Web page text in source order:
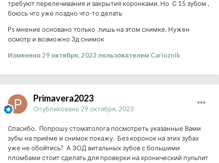
требуют перелечивания и закрытия коронками. Но С 15 зубом ,
боюсь что уже поздно что-то делать
Ps мнение основано только лишь на этом снимке. Нужен
осмотр и возможно 3д снимок
Изменено29 октября, 2023 пользователем Carioznik
Primavera2023
Опубликовано 29 октября, 2023
Спасибо. Попрошу стоматолога посмотреть указанные Вами
зубы на приёме и снимок покажу. Без коронок на этих зубах
уже не обойтись? А ЭОД витальных зубов с большими
пломбами стоит сделать для проверки на хронический пульпит